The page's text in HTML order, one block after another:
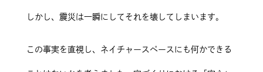
しかし、震災は一瞬にしてそれを壊してしまいます。
この事実を直視し、ネイチャースペースにも何かできる